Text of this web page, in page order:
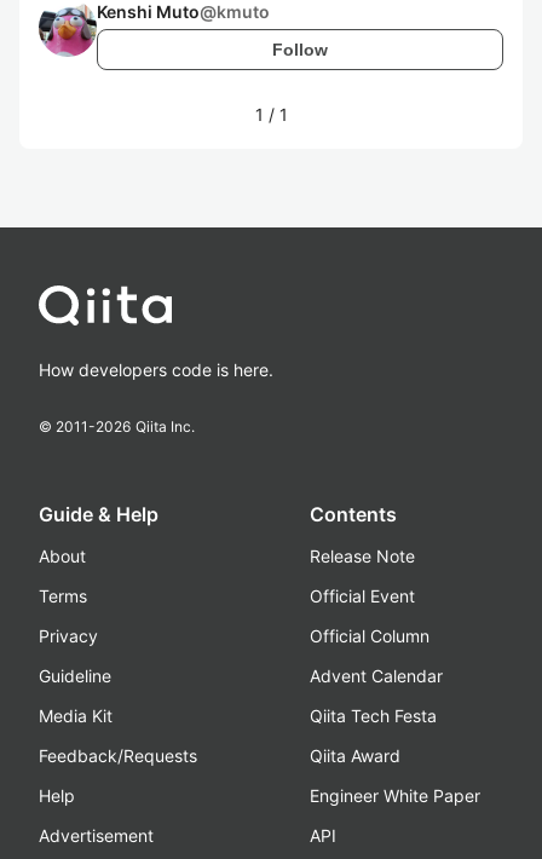
Kenshi Muto@kmuto
Follow
1 / 1
How developers code is here.
© 2011-2026 Qiita Inc.
Guide & Help
About
Terms
Privacy
Guideline
Media Kit
Feedback/Requests
Help
Advertisement
Contents
Release Note
Official Event
Official Column
Advent Calendar
Qiita Tech Festa
Qiita Award
Engineer White Paper
API